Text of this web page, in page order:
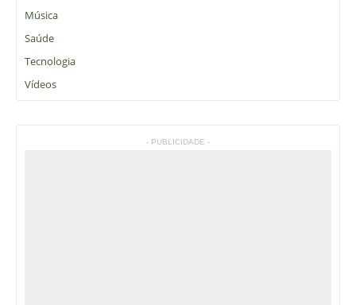
Música
Saúde
Tecnologia
Vídeos
- PUBLICIDADE -